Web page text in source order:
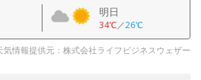
明日
34℃／26℃
気情報提供元：株式会社ライフビジネスウェザー